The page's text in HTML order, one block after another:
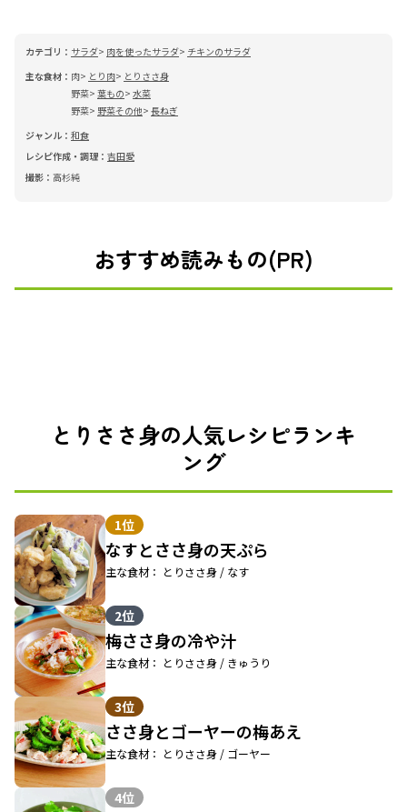
カテゴリ： サラダ 肉を使ったサラダ
チキンのサラダ
主な食材： 肉 とり肉
とりささ身
野菜 葉もの
水菜
野菜
野菜その他 長ねぎ
ジャンル： 和食
レシピ作成・調理： 吉田愛
撮影： 高杉純
おすすめ読みもの(PR)
とりささ身の人気レシピランキ
ング
1位
なすとささ身の天ぷら
主な食材： とりささ身 / なす
2位
梅ささ身の冷や汁
主な食材： とりささ身 / きゅうり
3位
ささ身とゴーヤーの梅あえ
主な食材： とりささ身 / ゴーヤー
4位